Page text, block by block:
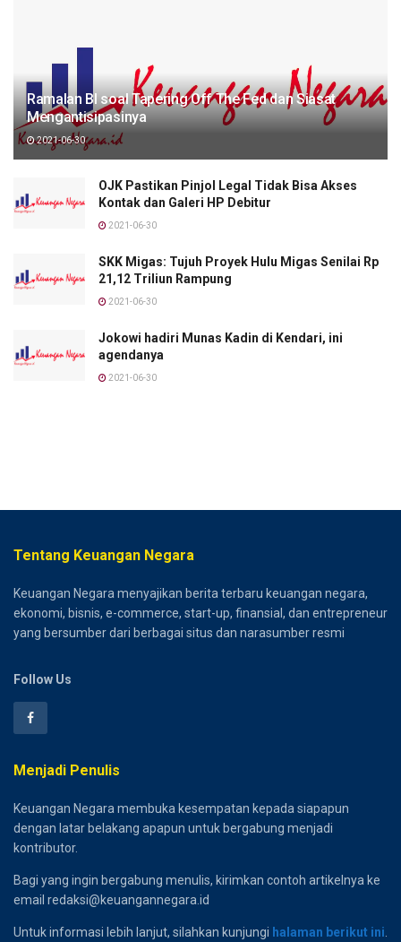
Ramalan BI soal Tapering Off The Fed dan Siasat
Mengantisipasinya
2021-06-30
OJK Pastikan Pinjol Legal Tidak Bisa Akses
Kontak dan Galeri HP Debitur
2021-06-30
SKK Migas: Tujuh Proyek Hulu Migas Senilai Rp
21,12 Triliun Rampung
2021-06-30
Jokowi hadiri Munas Kadin di Kendari, ini
agendanya
2021-06-30
Tentang Keuangan Negara
Keuangan Negara menyajikan berita terbaru keuangan negara,
ekonomi, bisnis, e-commerce, start-up, finansial, dan entrepreneur
yang bersumber dari berbagai situs dan narasumber resmi
Follow Us
Menjadi Penulis
Keuangan Negara membuka kesempatan kepada siapapun
dengan latar belakang apapun untuk bergabung menjadi
kontributor.
Bagi yang ingin bergabung menulis, kirimkan contoh artikelnya ke
email redaksi@keuangannegara.id
Untuk informasi lebih lanjut, silahkan kunjungi halaman berikut ini